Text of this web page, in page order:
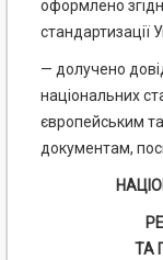
оформлено
стандартизації
— долучено
національних
європейським
документам,
ТА